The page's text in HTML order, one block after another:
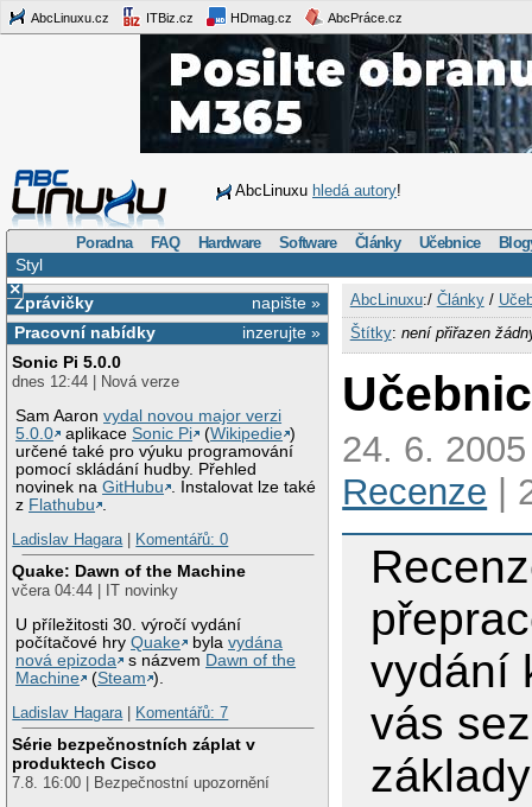
AbcLinuxu.cz ITBiz.cz HDmag.cz AbcPráce.cz
AbcLinuxu hledá autory!
Poradna FAQ Hardware Software Články Učebnice
Styl
×
napište »
Zprávičky
inzerujte »
Pracovní nabídky
Sonic Pi 5.0.0
dnes 12:44 | Nová verze
Sam Aaronvydal novou major verzi
5.0.0
aplikaceSonic Pi (Wikipedie )
určené také pro výuku programování
pomocí skládání hudby. Přehled
novinek naGitHubu
. Instalovat lze také
z Flathubu
Ladislav Hagara| Komentářů: 0
Quake: Dawn of the Machine
včera 04:44 | IT novinky
U příležitosti 30. výročí vydání
počítačové hryQuake bylavydána
nová epizoda
s názvem Dawn of the
Machine
(Steam ).
Ladislav Hagara| Komentářů: 7
Série bezpečnostních záplat v
produktech Cisco
7.8. 16:00 | Bezpečnostní upozornění
AbcLinuxu:/ Články/
Štítky: není přiřazen
24. 6.
Recenze |
vydání
vás